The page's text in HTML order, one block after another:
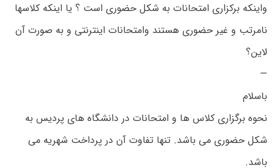
واینکه برکزاری امتحانات به شکل حضوری است ؟ یا اینکه کلاسها
نامرتب و غیر حضوری هستند وامتحانات اینترنتی و به صورت آن
لاین؟
—
باسلام
نحوه برگزاری کلاس ها و امتحانات در دانشگاه های پردیس به
شکل حضوری می باشد. تنها تفاوت آن در پرداخت شهریه می
باشد.